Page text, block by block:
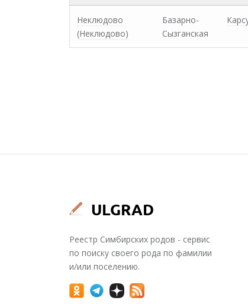
Неклюдово
(Неклюдово)
Базарно-
Сызганская
Реестр Симбирских родов - сервис
по поиску своего рода по фамилии
и/или поселению.